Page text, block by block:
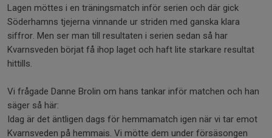
Lagen möttes i en träningsmatch inför serien och där gick
Söderhamns tjejerna vinnande ur striden med ganska klara
siffror. Men ser man till resultaten i serien sedan så har
Kvarnsveden börjat få ihop laget och haft lite starkare resultat
hittills.
Vi frågade Danne Brolin om hans tankar inför matchen och han
säger så här:
Idag är det äntligen dags för hemmamatch igen när vi tar emot
Kvarnsveden på hemmais. Vi mötte dem under försäsongen